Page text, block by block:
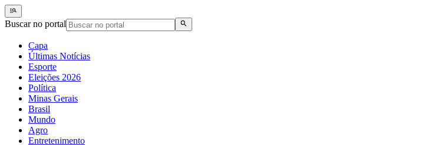
Buscar no portal
Capa
Últimas Notícias
Esporte
Eleições 2026
Política
Minas Gerais
Brasil
Mundo
Agro
Entretenimento